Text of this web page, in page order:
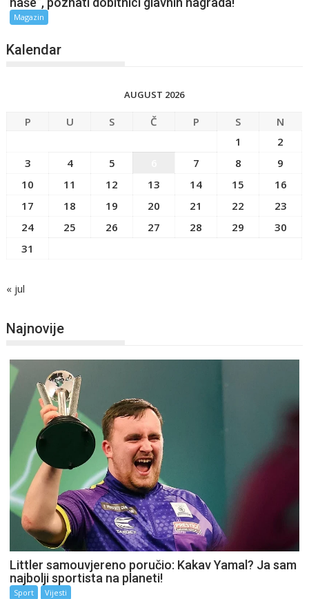
Magazin
Kalendar
AUGUST 2026
P U S Č P S
N
1
2
3
4 5 7 8
9
10
11 12 13 14 15
16
17
18 19 20 21 22
23
24
25 26 27 28 29
30
31
« jul
Najnovije
Littler samouvjereno poručio: Kakav Yamal? Ja sam
najbolji sportista na planeti!
Sport Vijesti